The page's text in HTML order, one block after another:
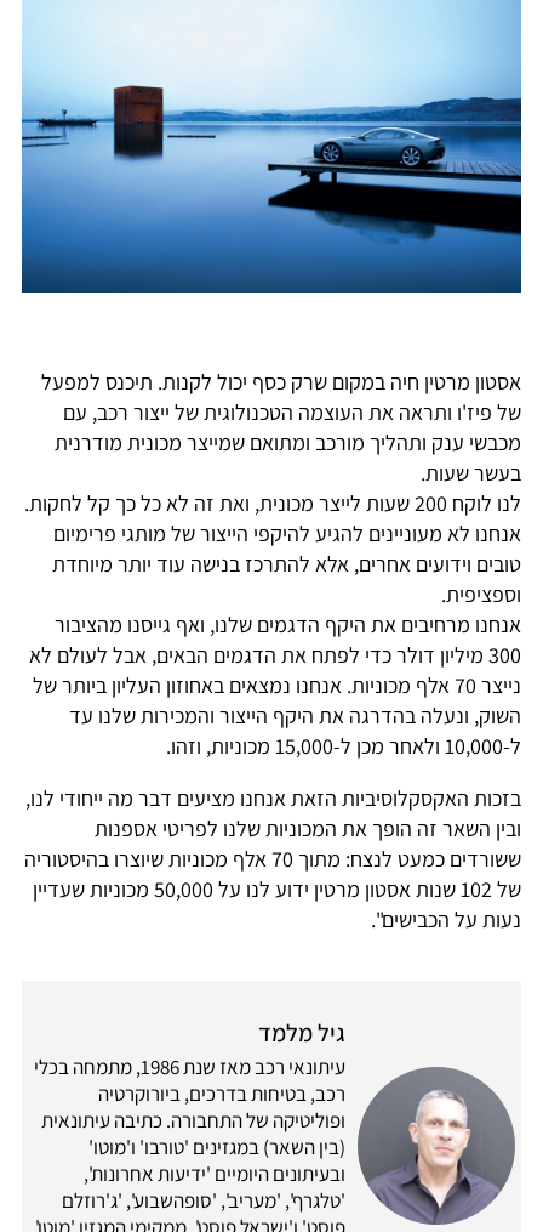
מרטין חיה במקום שרק כסף יכול לקנות. תיכנס למפעל
פיז'ו ותראה את העוצמה הטכנולוגית של ייצור רכב, עם
ענק ותהליך מורכב ומתואם שמייצר מכונית מודרנית
שעות.
לנו לוקח 200 שעות לייצר מכונית, ואת זה לא כל כך קל לחקות.
לא מעוניינים להגיע להיקפי הייצור של מותגי פרימיום
וידועים אחרים, אלא להתרכז בנישה עוד יותר מיוחדת
מרחיבים את היקף הדגמים שלנו, ואף גייסנו מהציבור
300 מיליון דולר כדי לפתח את הדגמים הבאים, אבל לעולם לא
נייצר 70 אלף מכוניות. אנחנו נמצאים באחוזון העליון ביותר של
ונעלה בהדרגה את היקף הייצור והמכירות שלנו עד
האקסקלוסיביות הזאת אנחנו מציעים דבר מה ייחודי לנו,
השאר זה הופך את המכוניות שלנו לפריטי אספנות
ששורדים כמעט לנצח: מתוך 70 אלף מכוניות שיוצרו בהיסטוריה
של 102 שנות אסטון מרטין ידוע לנו על 50,000 מכוניות שעדיין
על הכבישים".
גיל מלמד
עיתונאי רכב מאז שנת 1986, מתמחה בכלי
רכב, בטיחות בדרכים, ביורוקרטיה
ופוליטיקה של התחבורה. כתיבה עיתונאית
(בין השאר) במגזינים 'טורבו' ו'מוטו'
ובעיתונים היומיים 'ידיעות אחרונות',
'טלגרף', 'מעריב', 'סופהשבוע', 'ג'רוזלם